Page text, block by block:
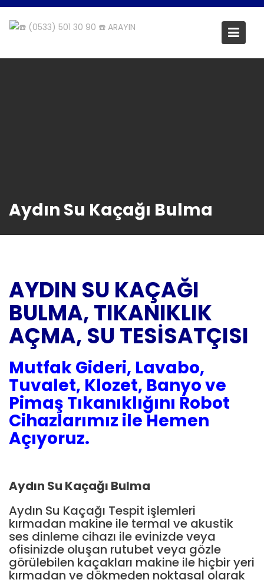
Skip
content
Aydın Su Kaçağı Bulma
AYDIN SU KAÇAĞI
BULMA, TIKANIKLIK
AÇMA, SU TESİSATÇISI
Mutfak Gideri, Lavabo,
Tuvalet, Klozet, Banyo ve
Pimaş Tıkanıklığını Robot
Cihazlarımız ile Hemen
Açıyoruz.
Aydın Su Kaçağı Bulma
Aydın Su Kaçağı Tespit işlemleri
kırmadan makine ile termal ve akustik
ses dinleme cihazı ile evinizde veya
ofisinizde oluşan rutubet veya gözle
görülebilen kaçakları makine ile hiçbir yeri
kırmadan ve dökmeden noktasal olarak